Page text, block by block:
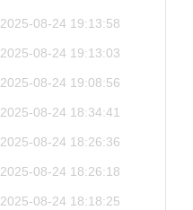
2025-08-24 19:13:58
2025-08-24 19:13:03
2025-08-24 19:08:56
2025-08-24 18:34:41
2025-08-24 18:26:36
2025-08-24 18:26:18
2025-08-24 18:18:25